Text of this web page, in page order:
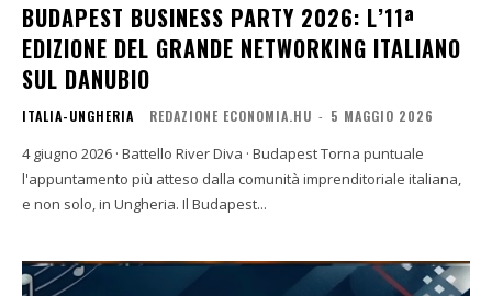
BUDAPEST BUSINESS PARTY 2026: L’11ª
EDIZIONE DEL GRANDE NETWORKING ITALIANO
SUL DANUBIO
ITALIA-UNGHERIA REDAZIONE ECONOMIA.HU - 5 MAGGIO 2026
4 giugno 2026 · Battello River Diva · Budapest Torna puntuale
l'appuntamento più atteso dalla comunità imprenditoriale italiana,
e non solo, in Ungheria. Il Budapest...